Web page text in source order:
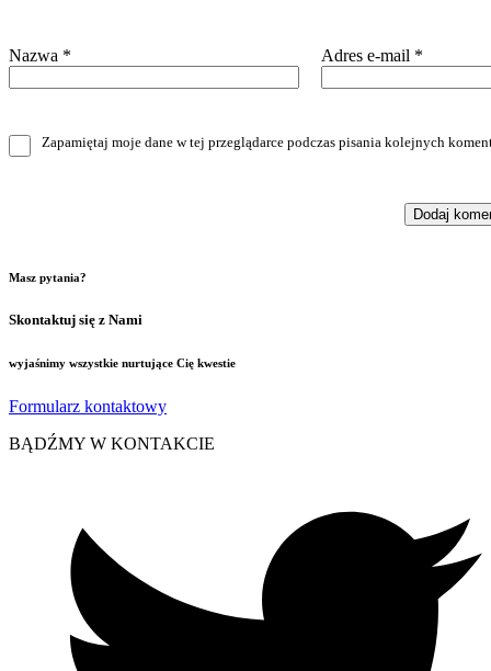
Nazwa * Adres e-mail *
Zapamiętaj moje dane w tej przeglądarce podczas pisania kolejnych
Masz pytania?
Skontaktuj się z Nami
wyjaśnimy wszystkie nurtujące Cię kwestie
Formularz kontaktowy
BĄDŹMY W KONTAKCIE